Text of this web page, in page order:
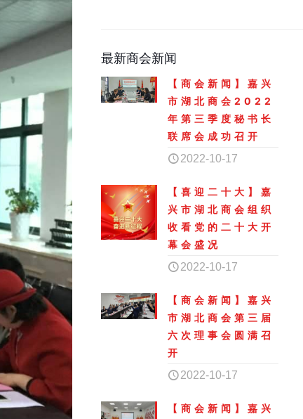
最新商会新闻
【商会新闻】嘉兴
市湖北商会2022
年第三季度秘书长
联席会成功召开
2022-10-17
【喜迎二十大】嘉
兴市湖北商会组织
收看党的二十大开
幕会盛况
2022-10-17
【商会新闻】嘉兴
市湖北商会第三届
六次理事会圆满召
开
2022-10-17
【商会新闻】嘉兴